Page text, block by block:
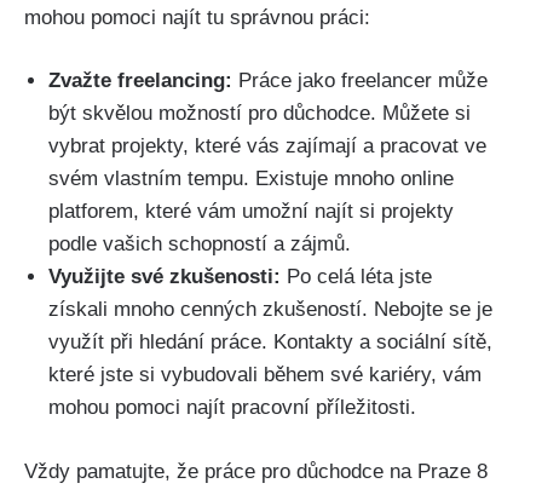
mohou pomoci najít tu správnou práci:
Zvažte freelancing: Práce jako freelancer může
být skvělou možností pro důchodce. Můžete si
vybrat projekty, které vás zajímají a pracovat ve
svém vlastním tempu. Existuje mnoho online
platforem, které vám umožní najít si projekty
podle vašich schopností a zájmů.
Využijte své zkušenosti: Po celá léta jste
získali mnoho cenných zkušeností. Nebojte se je
využít při hledání práce. Kontakty a sociální sítě,
které jste si vybudovali během své kariéry, vám
mohou pomoci najít pracovní příležitosti.
Vždy pamatujte, že práce pro důchodce na Praze 8